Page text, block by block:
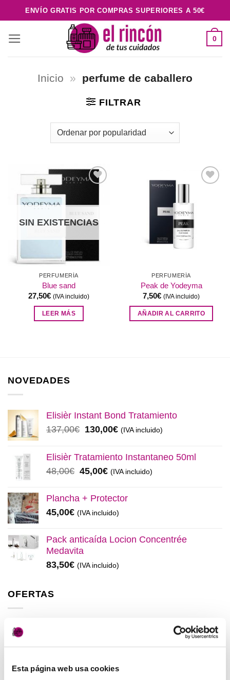
Esta página web usa cookies
al
contenido
ENVÍO GRATIS POR COMPRAS SUPERIORES A 50€
0
Inicio » perfume de caballero
FILTRAR
lista de
deseos
SIN EXISTENCIAS
PERFUMERÍA
Blue sand
27,50€ (IVA incluido)
LEER MÁS
PERFUMERÍA
Peak de Yodeyma
7,50€ (IVA incluido)
AÑADIR AL CARRITO
NOVEDADES
Elisièr Instant Bond Tratamiento
137,00€ El
original
137,00€.
130,00€El
actual
130,00€.
(IVA incluido)
Elisièr Tratamiento Instantaneo 50ml
48,00€ El
original
48,00€.
45,00€El
actual
45,00€.
(IVA incluido)
Plancha + Protector
45,00€ (IVA incluido)
Pack anticaída Locion Concentrée
Medavita
83,50€ (IVA incluido)
OFERTAS
Elisièr Instant Bond Tratamiento
original actual
Elisièr Tratamiento Instantaneo 50ml